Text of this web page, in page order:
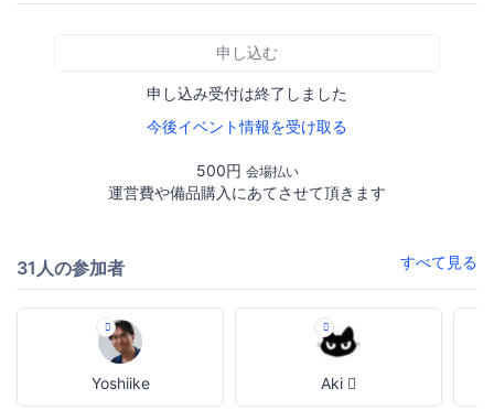
申し込む
申し込み受付は終了しました
今後イベント情報を受け取る
500円 会場払い
運営費や備品購入にあてさせて頂きます
31人の参加者 すべて見る
Yoshiike Aki 